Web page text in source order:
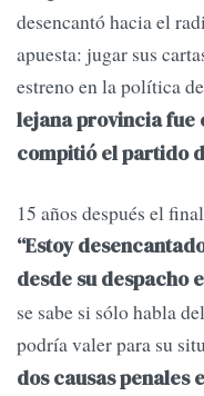
desencantó hacia el
apuesta: jugar sus
estreno en la política
lejana provincia fue
compitió el partido
15 años después el
“Estoy
desde su despacho
se sabe si sólo habla
podría valer para su
dos causas penales